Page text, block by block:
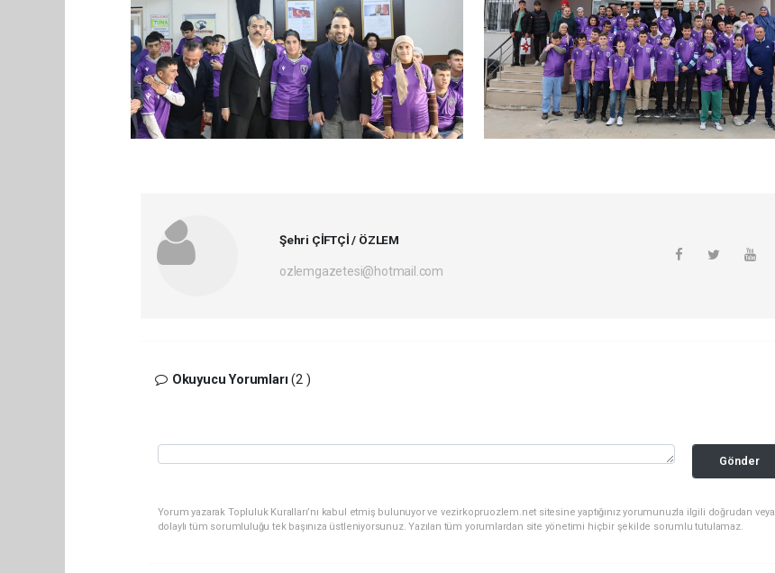
Şehri ÇİFTÇİ / ÖZLEM
ozlemgazetesi@hotmail.com
Okuyucu Yorumları(2 )
Gönder
Yorum yazarak Topluluk Kuralları’nı kabul etmiş bulunuyor ve vezirkopruozlem.net sitesine yaptığınız yorumunuzla ilgili doğrudan veya
dolaylı tüm sorumluluğu tek başınıza üstleniyorsunuz. Yazılan tüm yorumlardan site yönetimi hiçbir şekilde sorumlu tutulamaz.